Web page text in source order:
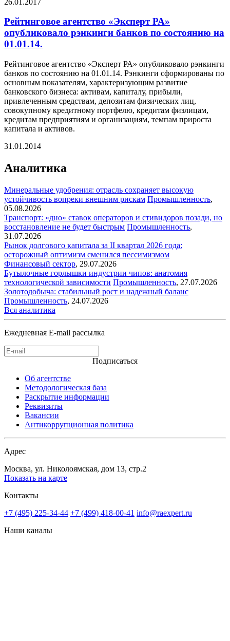
Рейтинговое агентство «Эксперт РА»
опубликовало рэнкинги банков по состоянию на
01.01.14.
Рейтинговое агентство «Эксперт РА» опубликовало рэнкинги
банков по состоянию на 01.01.14. Рэнкинги сформированы по
основным показателям, характеризующим развитие
банковского бизнеса: активам, капиталу, прибыли,
привлеченным средствам, депозитам физических лиц,
совокупному кредитному портфелю, кредитам физлицам,
кредитам предприятиям и организациям, темпам прироста
капитала и активов.
31.01.2014
Аналитика
Минеральные удобрения: отрасль сохраняет высокую
устойчивость вопреки внешним рискам Промышленность,
05.08.2026
Транспорт: «дно» ставок операторов и стивидоров позади, но
восстановление не будет быстрым Промышленность,
31.07.2026
Рынок долгового капитала за II квартал 2026 года:
осторожный оптимизм сменился пессимизмом
Финансовый сектор, 29.07.2026
Бутылочные горлышки индустрии чипов: анатомия
технологической зависимости Промышленность, 27.07.2026
Золотодобыча: стабильный рост и надежный баланс
Промышленность, 24.07.2026
Вся аналитика
Ежедневная E-mail рассылка
Подписаться
Об агентстве
Методологическая база
Раскрытие информации
Реквизиты
Вакансии
Антикоррупционная политика
Адрес
Москва, ул. Николоямская, дом 13, стр.2
Показать на карте
Контакты
+7 (495) 225-34-44 +7 (499) 418-00-41 info@raexpert.ru
Наши каналы